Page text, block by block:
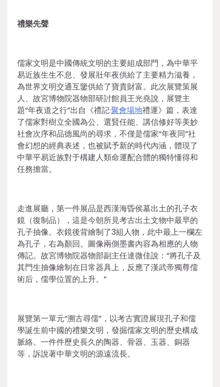
禮樂先聲
儒家文明是中國傳統文明的主要組成部門，為中華平
易近族生生不息、發展壯年夜供給了主要精力滋養，
為世界文明交通互鑒供給了寶貴財富。此次展覽策展
人、故宮博物院器物部研討館員王光堯說，展覽主
題“年夜道之行”出自《禮記·聚會場地禮運》篇，表達
了儒家對樹立全國為公、選賢任能、講信修好等美妙
社會次序和品德風尚的尋求，不僅是儒家“年夜同”社
會幻想的經典表述，也被賦予新的時代內涵，體現了
中華平易近族對于構建人類命運配合體的獨特懂得和
任務擔當。
走進展廳，第一件展品是西漢海昏侯墓出土的孔子衣
鏡（復制品），這是今朝所見考古出土文物中最早的
孔子抽像。衣鏡後背繪制了3組人物，此中最上一欄左
為孔子，右為顏回。圖像兩側墨書內容為相應的人物
傳記。故宮博物院器物部副主任達微佳說：“將孔子及
其門生抽像繪制在日常器具上，反應了漢武帝獨尊儒
術后，儒學位置的上升。”
展覽第一單元“溯古尋儒”，以考古實證展現孔子和儒
學誕生前中國的禮樂文明，發掘儒家文明的歷史構成
脈絡。一件件歷史長久的陶器、骨器、玉器、銅器
等，訴說著中華文明的源遠流長。